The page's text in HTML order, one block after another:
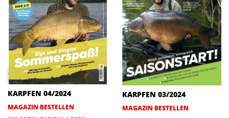
KARPFEN 04/2024
MAGAZIN BESTELLEN
KARPFEN 03/2024
MAGAZIN BESTELLEN